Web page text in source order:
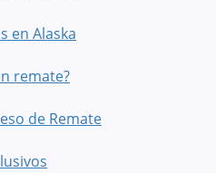
en Alaska
remate?
de Remate